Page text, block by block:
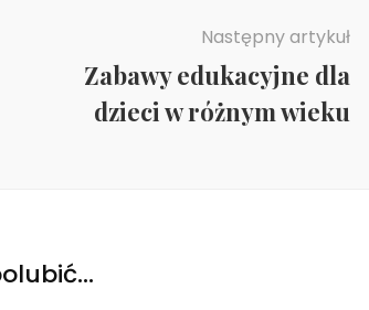
Następny artykuł
Zabawy edukacyjne dla
dzieci w różnym wieku